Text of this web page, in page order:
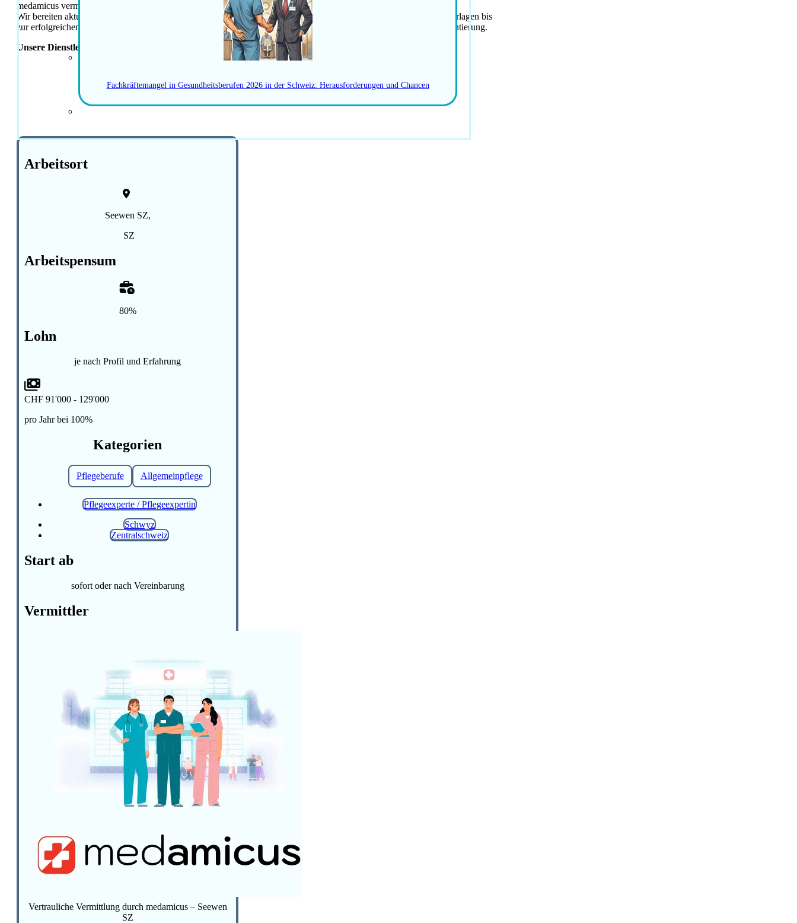
Fachkräftemangel in Gesundheitsberufen 2026 in der Schweiz: Herausforderungen und Chancen
medamicus vermittelt qualifizierte Fachpersonen direkt in Festanstellungen.
Wir bereiten aktuelle Stellen strukturiert auf und unterstützen Bewerbende persönlich – von der Optimierung der Unterlagen bis
zur erfolgreichen Vermittlung. Das Gehaltsband basiert auf Erfahrungswerten ähnlicher Positionen und dient der Orientierung.
Unsere Dienstleistungen sind für Kandidatinnen und Kandidaten 100 % kostenlos.
Arbeitsort
Seewen SZ,
SZ
Arbeitspensum
80%
Lohn
je nach Profil und Erfahrung
CHF 91'000 - 129'000
pro Jahr bei 100%
Kategorien
Pflegeberufe Allgemeinpflege
Pflegeexperte / Pflegeexpertin
Schwyz
Zentralschweiz
Start ab
sofort oder nach Vereinbarung
Vermittler
Vertrauliche Vermittlung durch medamicus – Seewen
SZ